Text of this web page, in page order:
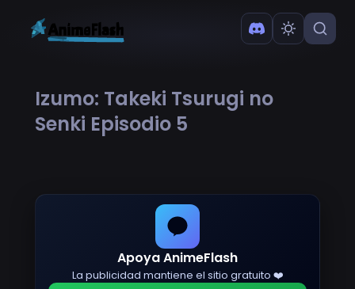
Izumo: Takeki Tsurugi no
Senki Episodio 5
Apoya AnimeFlash
La publicidad mantiene el sitio gratuito ❤️